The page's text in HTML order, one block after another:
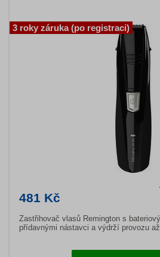
481 Kč
Zastřihovač vlasů Remington s
přídavnými nástavci a výdrží provozu
3 roky záruka (po registraci)